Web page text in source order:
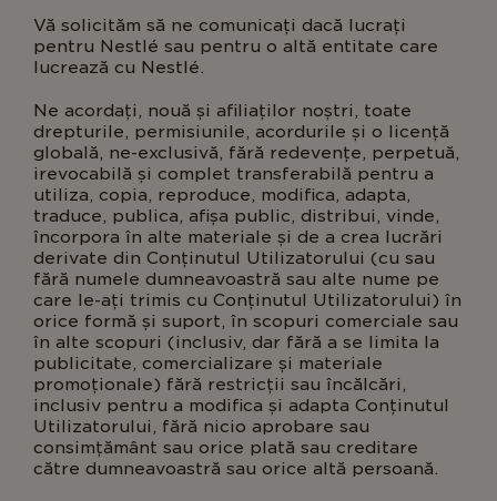
Vă solicităm să ne comunicați dacă lucrați
pentru Nestlé sau pentru o altă entitate care
lucrează cu Nestlé.
Ne acordați, nouă și afiliaților noștri, toate
drepturile, permisiunile, acordurile și o licență
globală, ne-exclusivă, fără redevențe, perpetuă,
irevocabilă și complet transferabilă pentru a
utiliza, copia, reproduce, modifica, adapta,
traduce, publica, afișa public, distribui, vinde,
încorpora în alte materiale și de a crea lucrări
derivate din Conținutul Utilizatorului (cu sau
fără numele dumneavoastră sau alte nume pe
care le-ați trimis cu Conținutul Utilizatorului) în
orice formă și suport, în scopuri comerciale sau
în alte scopuri (inclusiv, dar fără a se limita la
publicitate, comercializare și materiale
promoționale) fără restricții sau încălcări,
inclusiv pentru a modifica și adapta Conținutul
Utilizatorului, fără nicio aprobare sau
consimțământ sau orice plată sau creditare
către dumneavoastră sau orice altă persoană.